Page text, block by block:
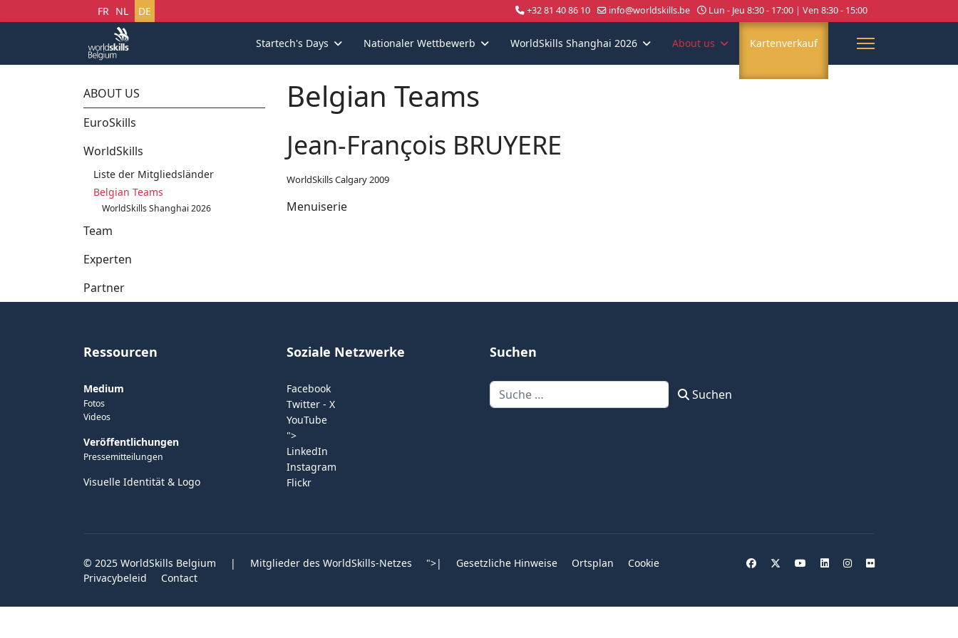
Sprache auswählen
FR NL DE +32 81 40 86 10 info@worldskills.be Lun - Jeu 8:30 - 17:00 | Ven 8:30 - 15:00
Startech's Days Nationaler Wettbewerb WorldSkills Shanghai 2026 About us Kartenverkauf
ABOUT US
EuroSkills
WorldSkills
Liste der Mitgliedsländer
Belgian Teams
WorldSkills Shanghai 2026
Team
Experten
Partner
Belgian Teams
Jean-François BRUYERE
WorldSkills Calgary 2009
Menuiserie
Ressourcen
Medium
Fotos
Videos
Veröffentlichungen
Pressemitteilungen
Visuelle Identität & Logo
Soziale Netzwerke
Facebook
Twitter - X
YouTube
">
LinkedIn
Instagram
Flickr
Suchen
Suchen Suchen
© 2025 WorldSkills Belgium | Mitglieder des WorldSkills-Netzes ">| Gesetzliche Hinweise Ortsplan
Cookie
Privacybeleid
Contact